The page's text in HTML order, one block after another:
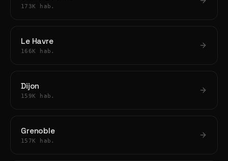
173K hab.
Le Havre
166K hab.
Dijon
159K hab.
Grenoble
157K hab.